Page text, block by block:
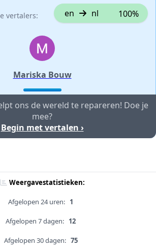
vertalers: en nl 100%
Mariska Bouw
ons de wereld te repareren! Doe je
mee?
Begin met vertalen ›
Weergavestatistieken:
Afgelopen 24 uren: 1
Afgelopen 7 dagen: 12
Afgelopen 30 dagen: 75